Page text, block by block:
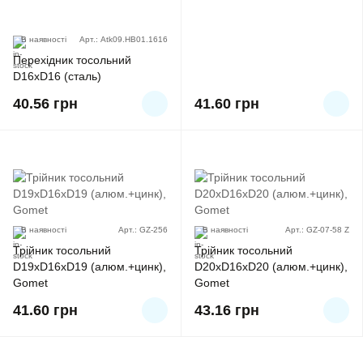
В наявності Арт.: Atk09.HB01.1616
Перехідник тосольний
D16xD16 (сталь)
40.56 грн 41.60 грн
В наявності Арт.: GZ-256
Трійник тосольний
D19xD16xD19 (алюм.+цинк),
Gomet
41.60 грн
В наявності Арт.: GZ-07-58 Z
Трійник тосольний
D20xD16xD20 (алюм.+цинк),
Gomet
43.16 грн